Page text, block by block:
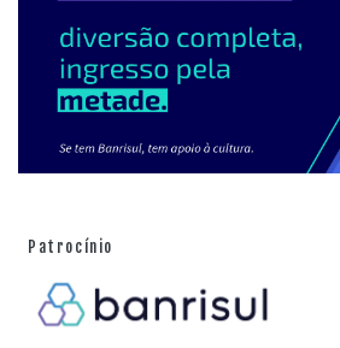
Patrocínio